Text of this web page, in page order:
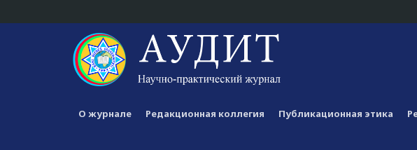
О журнале Редакционная коллегия Публикационная этика